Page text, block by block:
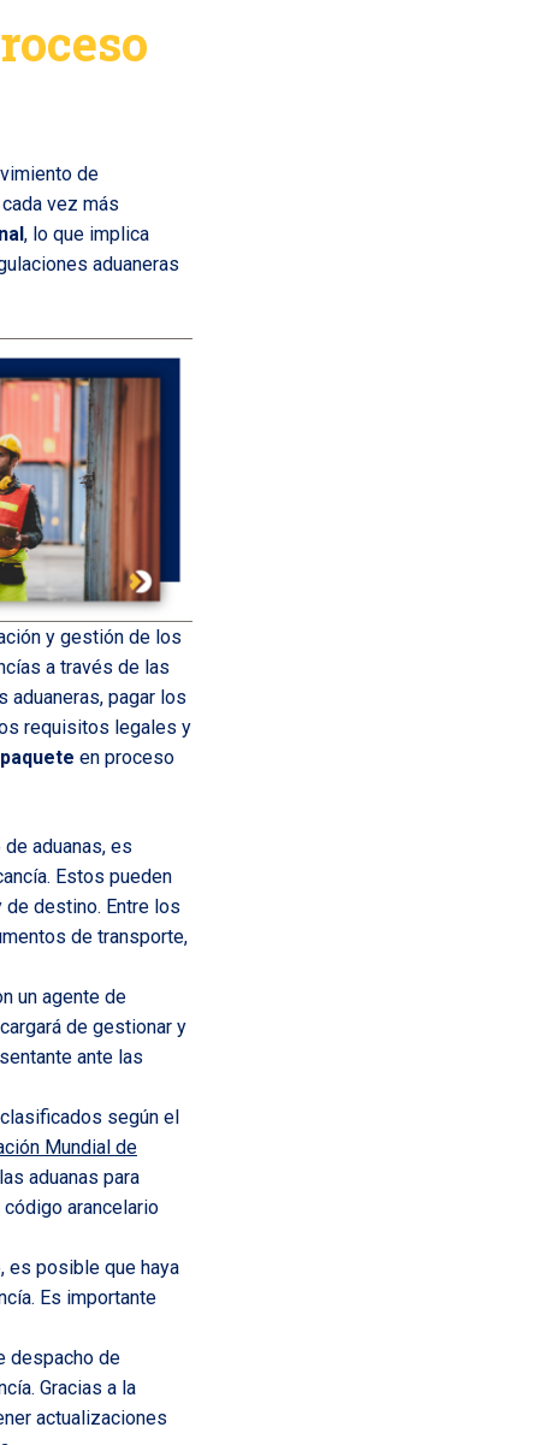
de
vez más
, lo que implica
aduaneras
y gestión de los
a través de las
aduaneras, pagar los
requisitos legales y
en proceso
aduanas, es
Estos pueden
destino. Entre los
de transporte,
un agente de
de gestionar y
ante las
según el
Mundial de
aduanas para
arancelario
es posible que haya
Es importante
despacho de
Gracias a la
actualizaciones